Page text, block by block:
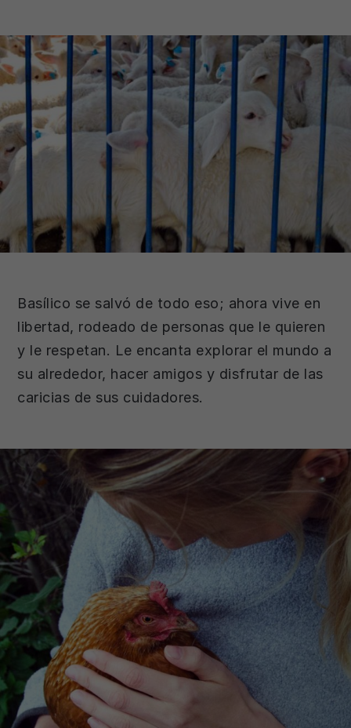
Basílico se salvó de todo eso; ahora vive en
libertad, rodeado de personas que le quieren
y le respetan. Le encanta explorar el mundo a
su alrededor, hacer amigos y disfrutar de las
caricias de sus cuidadores.